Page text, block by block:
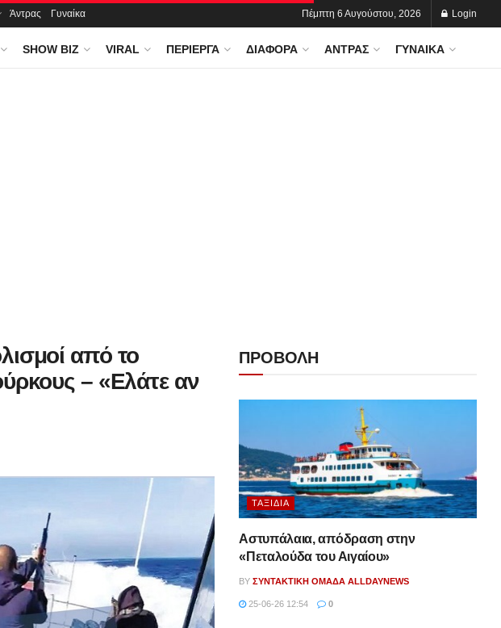
Άντρας Γυναίκα Πέμπτη 6 Αυγούστου, 2026 Login
SHOW BIZ VIRAL ΠΕΡΊΕΡΓΑ ΔΙΆΦΟΡΑ ΆΝΤΡΑΣ ΓΥΝΑΊΚΑ
από το
– «Ελάτε αν
ΠΡΟΒΟΛΗ
ΤΑΞΊΔΙΑ
Αστυπάλαια, απόδραση στην
«Πεταλούδα του Αιγαίου»
BY ΣΥΝΤΑΚΤΙΚΉ ΟΜΆΔΑ ALLDAYNEWS
25-06-26 12:54 0